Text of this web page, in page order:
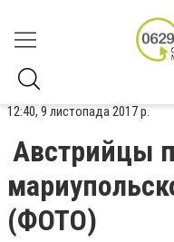
12:40, 9 листопада 2017 р.
Австрийцы
(ФОТО)